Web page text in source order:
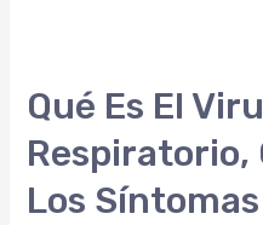
Qué Es El
Respiratorio,
Los